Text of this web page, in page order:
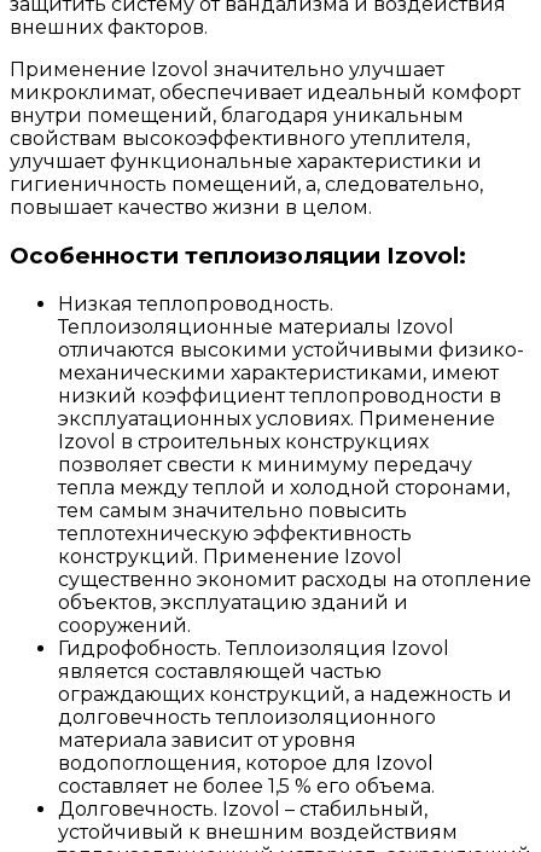
внешних факторов.
Применение Izovol значительно улучшает
микроклимат, обеспечивает идеальный комфорт
внутри помещений, благодаря уникальным
свойствам высокоэффективного утеплителя,
улучшает функциональные характеристики и
гигиеничность помещений, а, следовательно,
повышает качество жизни в целом.
Особенности теплоизоляции Izovol:
Низкая теплопроводность.
Теплоизоляционные материалы Izovol
отличаются высокими устойчивыми физико-
механическими характеристиками, имеют
низкий коэффициент теплопроводности в
эксплуатационных условиях. Применение
Izovol в строительных конструкциях
позволяет свести к минимуму передачу
тепла между теплой и холодной сторонами,
тем самым значительно повысить
теплотехническую эффективность
конструкций. Применение Izovol
существенно экономит расходы на отопление
объектов, эксплуатацию зданий и
сооружений.
Гидрофобность. Теплоизоляция Izovol
является составляющей частью
ограждающих конструкций, а надежность и
долговечность теплоизоляционного
материала зависит от уровня
водопоглощения, которое для Izovol
составляет не более 1,5 % его объема.
Долговечность. Izovol – стабильный,
устойчивый к внешним воздействиям